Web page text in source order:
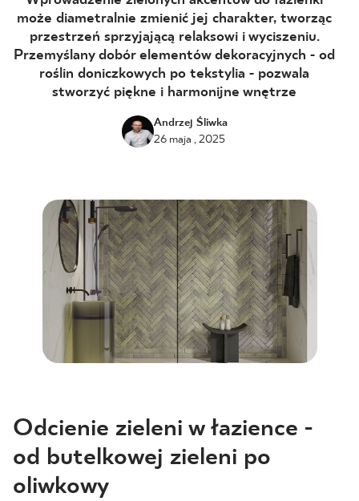
BLOG
GDZIE KUPIĆ
O NAS
MÓJ PROFIL
KONTAKT
EN SK DE UK RU
może diametralnie zmienić jej charakter, tworząc
przestrzeń sprzyjającą relaksowi i wyciszeniu.
Przemyślany dobór elementów dekoracyjnych - od
roślin doniczkowych po tekstylia - pozwala
stworzyć piękne i harmonijne wnętrze
Andrzej Śliwka
26 maja , 2025
Odcienie zieleni w łazience -
od butelkowej zieleni po
oliwkowy